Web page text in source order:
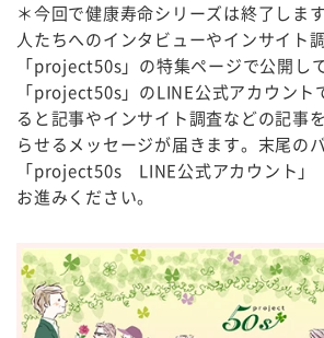
＊今回で健康寿命シリーズは終了しま
人たちへのインタビューやインサイト
「project50s」の特集ページで公開し
「project50s」のLINE公式アカウント
ると記事やインサイト調査などの記事
らせるメッセージが届きます。末尾の
「project50s LINE公式アカウント」
お進みください。